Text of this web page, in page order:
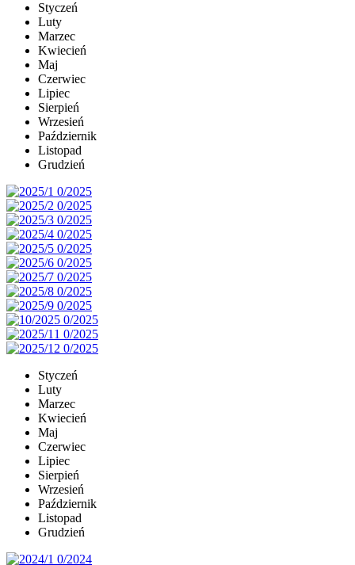
Styczeń
Luty
Marzec
Kwiecień
Maj
Czerwiec
Lipiec
Sierpień
Wrzesień
Październik
Listopad
Grudzień
Styczeń
Luty
Marzec
Kwiecień
Maj
Czerwiec
Lipiec
Sierpień
Wrzesień
Październik
Listopad
Grudzień